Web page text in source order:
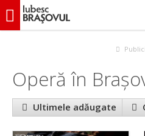
iubescbraşovul.ro
Operă în
Ultimele adăugate